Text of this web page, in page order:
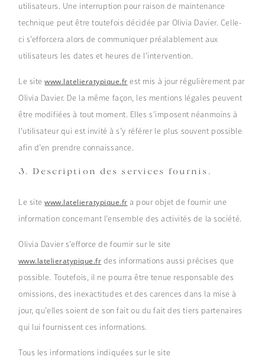
utilisateurs. Une interruption pour raison de maintenance
technique peut être toutefois décidée par Olivia Davier. Celle-
ci s’efforcera alors de communiquer préalablement aux
utilisateurs les dates et heures de l’intervention.
Le sitewww.latelieratypique.fr est mis à jour régulièrement par
Olivia Davier. De la même façon, les mentions légales peuvent
être modifiées à tout moment. Elles s’imposent néanmoins à
l’utilisateur qui est invité à s’y référer le plus souvent possible
afin d’en prendre connaissance.
3. Description des services fournis.
Le sitewww.latelieratypique.fr a pour objet de fournir une
information concernant l’ensemble des activités de la société.
Olivia Davier s’efforce de fournir sur le site
www.latelieratypique.fr des informations aussi précises que
possible. Toutefois, il ne pourra être tenue responsable des
omissions, des inexactitudes et des carences dans la mise à
jour, qu’elles soient de son fait ou du fait des tiers partenaires
qui lui fournissent ces informations.
Tous les informations indiquées sur le site